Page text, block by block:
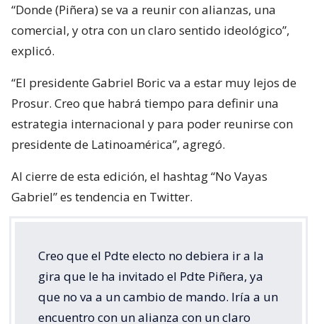
“Donde (Piñera) se va a reunir con alianzas, una
comercial, y otra con un claro sentido ideológico”,
explicó.
“El presidente Gabriel Boric va a estar muy lejos de
Prosur. Creo que habrá tiempo para definir una
estrategia internacional y para poder reunirse con
presidente de Latinoamérica”, agregó.
Al cierre de esta edición, el hashtag “No Vayas
Gabriel” es tendencia en Twitter.
Creo que el Pdte electo no debiera ir a la
gira que le ha invitado el Pdte Piñera, ya
que no va a un cambio de mando. Iría a un
encuentro con un alianza con un claro